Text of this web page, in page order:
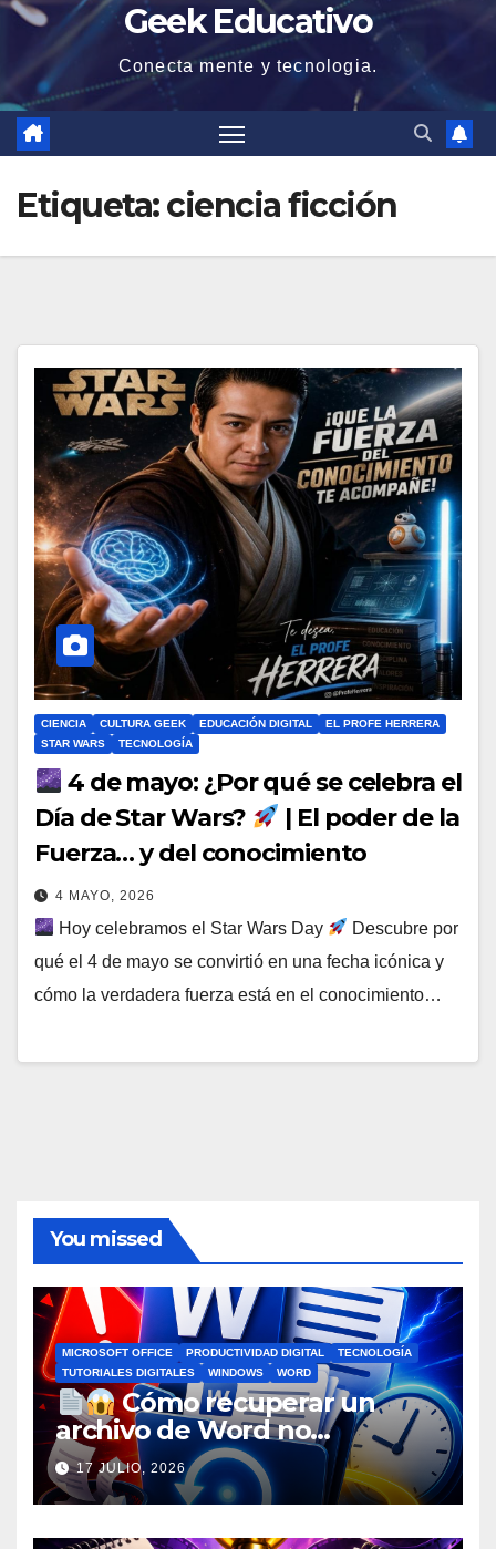
Geek Educativo
Conecta mente y tecnologia.
Etiqueta:ciencia ficción
CIENCIA CULTURA GEEK EDUCACIÓN DIGITAL
EL PROFE HERRERA
STAR WARS
TECNOLOGÍA
4 de mayo: ¿Por qué se celebra el
Día de Star Wars?
| El poder de la
Fuerza… y del conocimiento
4 MAYO, 2026
Hoy celebramos el Star Wars Day
Descubre por
qué el 4 de mayo se convirtió en una fecha icónica y
cómo la verdadera fuerza está en el conocimiento…
You missed
MICROSOFT OFFICE PRODUCTIVIDAD DIGITAL
TECNOLOGÍA
TUTORIALES DIGITALES
WINDOWS WORD
Cómo recuperar un
archivo de Word no
guardado antes de entrar en
pánico
17 JULIO, 2026